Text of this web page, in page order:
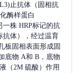
止抗体（固相抗
酶样蛋白
一株 HRP标记的抗
抗体），经过温育
板固相表面形成固
底物 A和 B，底物
（2M 硫酸）作用